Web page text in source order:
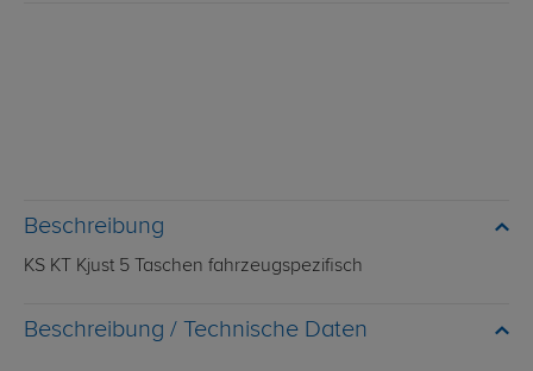
Beschreibung
KS KT Kjust 5 Taschen fahrzeugspezifisch
Technische Daten